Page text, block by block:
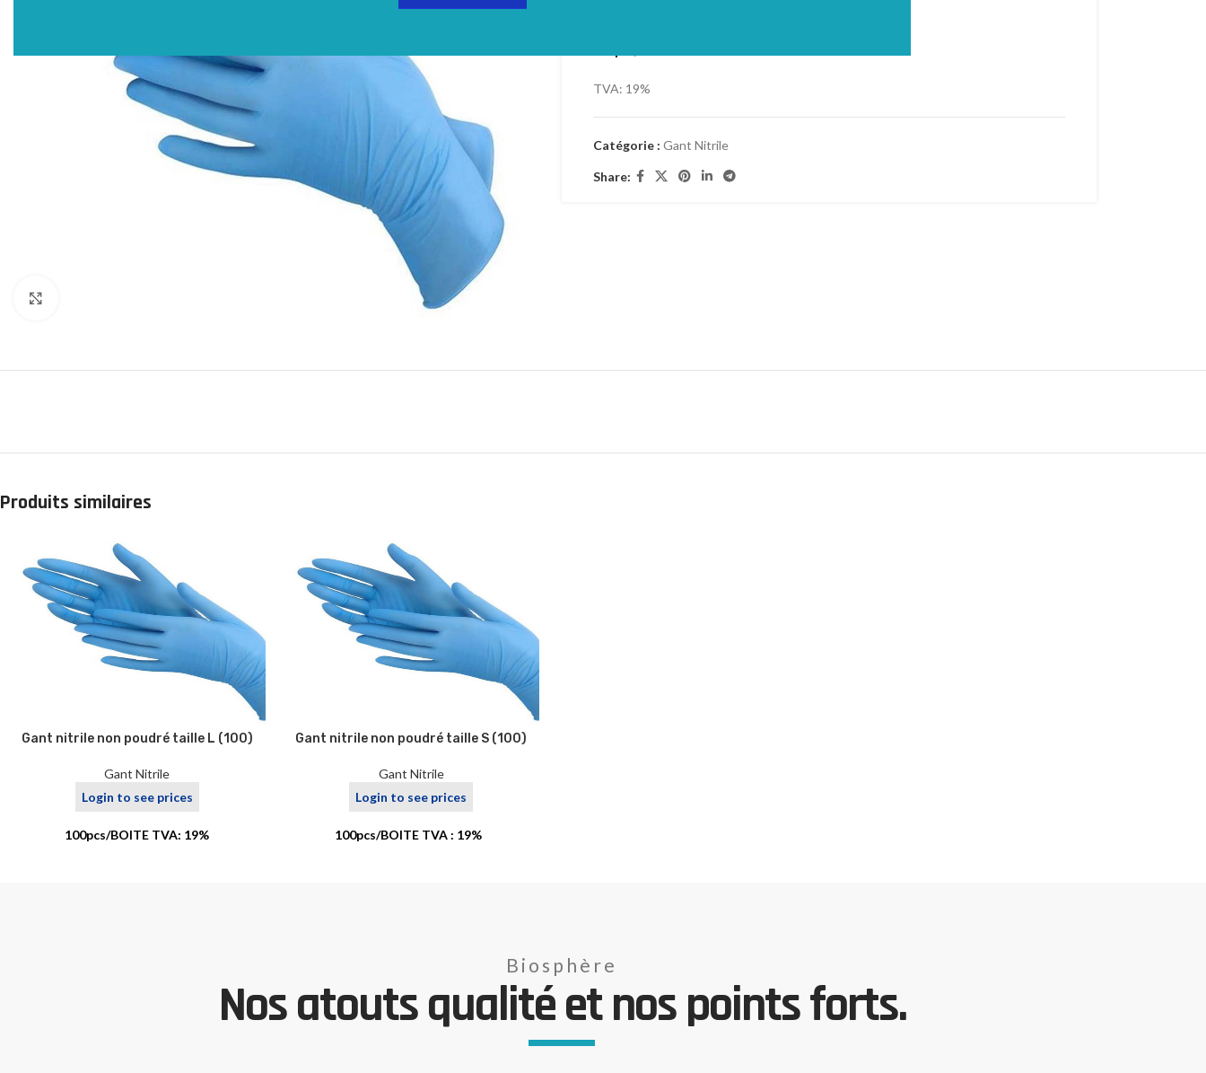
TVA: 19%
Catégorie : Gant Nitrile
Share:
Produits similaires
Gant nitrile non poudré taille L (100)
Gant Nitrile
Login to see prices
100pcs/BOITE TVA: 19%
Gant nitrile non poudré taille S (100)
Gant Nitrile
Login to see prices
100pcs/BOITE TVA : 19%
Biosphère
Nos atouts qualité et nos points forts.